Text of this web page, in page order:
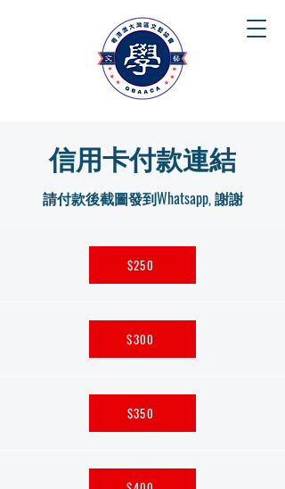
信用卡付款連結
請付款後截圖發到Whatsapp, 謝謝
$250
$300
$350